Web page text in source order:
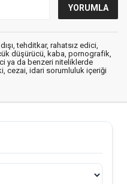
tehditkar, rahatsız edici,
düşürücü, kaba, pornografik,
ya da benzeri niteliklerde
cezai, idari sorumluluk içeriği